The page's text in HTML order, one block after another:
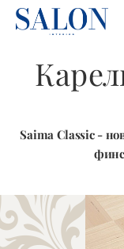
Saima Classic -